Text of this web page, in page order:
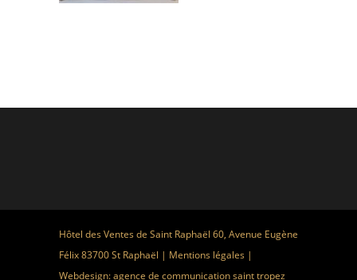
Hôtel des Ventes de Saint Raphaël 60, Avenue Eugène
Félix 83700 St Raphaël | Mentions légales |
Webdesign:agence de communication saint tropez